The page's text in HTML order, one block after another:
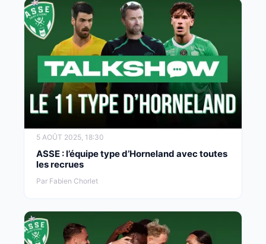
5 AOÛT 2025, 18:30
ASSE : l’équipe type d’Horneland avec toutes
les recrues
Par Fabien Chorlet